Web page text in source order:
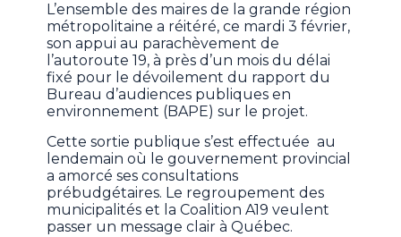
L’ensemble des maires de la grande région
métropolitaine a réitéré, ce mardi 3 février,
son appui au parachèvement de
l’autoroute 19, à près d’un mois du délai
fixé pour le dévoilement du rapport du
Bureau d’audiences publiques en
environnement (BAPE) sur le projet.
Cette sortie publique s’est effectuée au
lendemain où le gouvernement provincial
a amorcé ses consultations
prébudgétaires. Le regroupement des
municipalités et la Coalition A19 veulent
passer un message clair à Québec.